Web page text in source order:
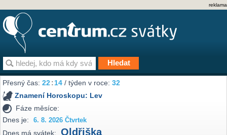
reklama
Přesný čas:22:14 / týden v roce:32
Znamení Horoskopu: Lev
Fáze měsíce:
Dnes je:
6. 8. 2026 Čtvrtek
Dnes má svátek: Oldřiška